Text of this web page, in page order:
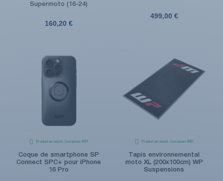
Supermoto (16-24)
160,20 €
499,00 €
Produit en stock. Livraison 48H
Coque de smartphone SP
Connect SPC+ pour iPhone
16 Pro
Produit en stock. Livraison 48H
Tapis environnemental
moto XL (200x100cm) WP
Suspensions